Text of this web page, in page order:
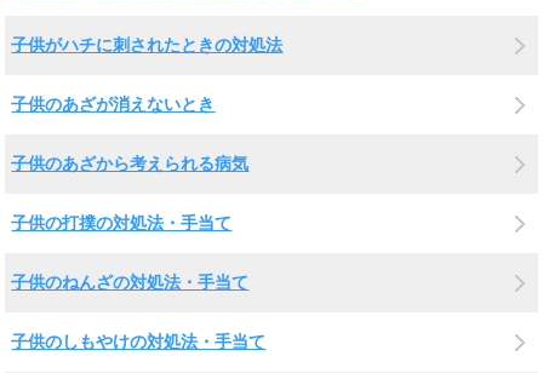
子供がハチに刺されたときの対処法
子供のあざが消えないとき
子供のあざから考えられる病気
子供の打撲の対処法・手当て
子供のねんざの対処法・手当て
子供のしもやけの対処法・手当て